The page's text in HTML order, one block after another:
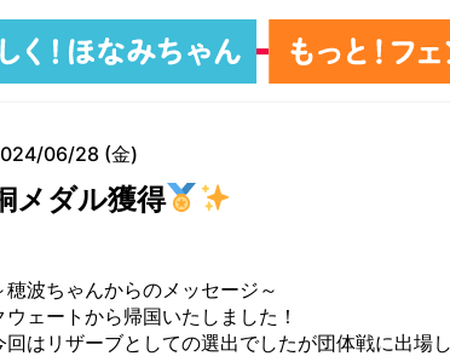
06/28 (金)
メダル獲得
穂波ちゃんからのメッセージ～
ウェートから帰国いたしました！
回はリザーブとしての選出でしたが団体戦に出場